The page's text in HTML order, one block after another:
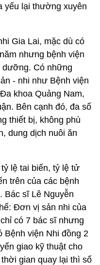
yếu lại thường xuyên
Gia Lai, mặc dù có
nhưng bệnh viện
dưỡng. Có những
- nhi như Bệnh viện
khoa Quảng Nam,
Bên cạnh đó, đa số
thiết bị, không phù
dung dịch nuôi ăn
lệ tai biến, tỷ lệ tử
trên của các bệnh
Bác sĩ Lê Nguyễn
Đơn vị sản nhi của
có 7 bác sĩ nhưng
Bệnh viện Nhi đồng 2
giao kỹ thuật cho
gian quay lại thì số